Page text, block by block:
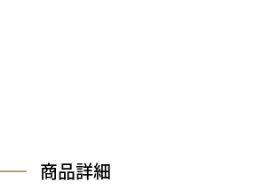
商品詳細